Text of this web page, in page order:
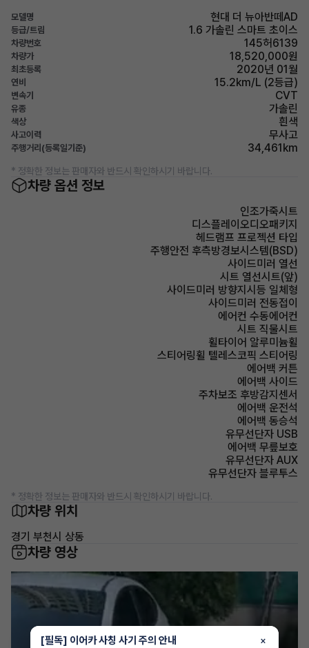
모델명 현대 더 뉴아반떼AD
등급/트림 1.6 가솔린 스마트 초이스
차량번호 145허6139
차량가 18,520,000원
최초등록 2020년 01월
연비 15.2km/L (2등급)
변속기 CVT
유종 가솔린
색상 흰색
사고이력 무사고
주행거리(등록일기준) 34,461km
* 정확한 정보는 판매자와 반드시 확인하시기 바랍니다.
차량 옵션 정보
인조가죽시트
디스플레이오디오패키지
헤드램프 프로젝션 타입
주행안전 후측방경보시스템(BSD)
사이드미러 열선
시트 열선시트(앞)
사이드미러 방향지시등 일체형
사이드미러 전동접이
에어컨 수동에어컨
시트 직물시트
휠타이어 알루미늄휠
스티어링휠 텔레스코픽 스티어링
에어백 커튼
에어백 사이드
주차보조 후방감지센서
에어백 운전석
에어백 동승석
유무선단자 USB
에어백 무릎보호
유무선단자 AUX
유무선단자 블루투스
* 정확한 정보는 판매자와 반드시 확인하시기 바랍니다.
차량 위치
경기 부천시 상동
차량 영상
[필독] 이어카 사칭 사기 주의 안내 ×